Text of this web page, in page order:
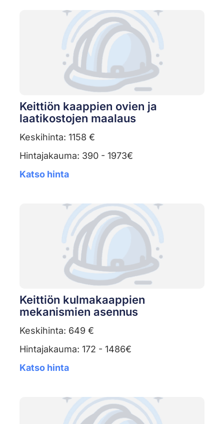
Keittiön kaappien ovien ja
laatikostojen maalaus
Keskihinta: 1158 €
Hintajakauma: 390 - 1973€
Katso hinta
Keittiön kulmakaappien
mekanismien asennus
Keskihinta: 649 €
Hintajakauma: 172 - 1486€
Katso hinta